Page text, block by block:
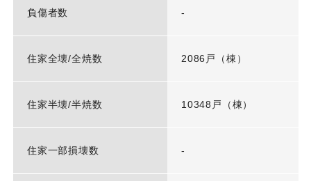
負傷者数 -
住家全壊/全焼数 2086戸（棟）
住家半壊/半焼数 10348戸（棟）
住家一部損壊数 -